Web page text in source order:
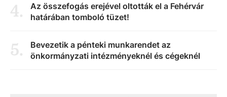
4.
Az összefogás erejével oltották el a Fehérvár
határában tomboló tüzet!
5.
Bevezetik a pénteki munkarendet az
önkormányzati intézményeknél és cégeknél